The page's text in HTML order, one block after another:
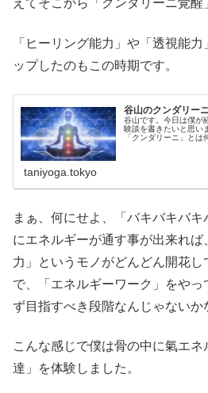
えてそこから「クンダリーニ覚醒
「ヒーリング能力」や「透視能
ップしたのもこの時期です。
谷山のクンダリー
谷山です。今日は僕が
験談を書きたいと思い
「クンダリーニ」と
taniyoga.tokyo
まぁ、何にせよ、「バキバキバ
にエネルギーが通す事が出来れ
力」というモノがどんどん開花し
で、「エネルギーワーク」をやっ
ず目指すべき段階なんじゃないか
こんな感じで僕は骨の中に氣エネ
達」を体験しました。